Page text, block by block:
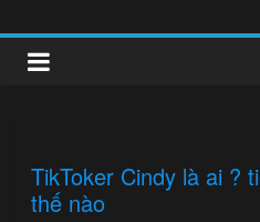
to
content
TikToker Cindy là ai ?
thế nào